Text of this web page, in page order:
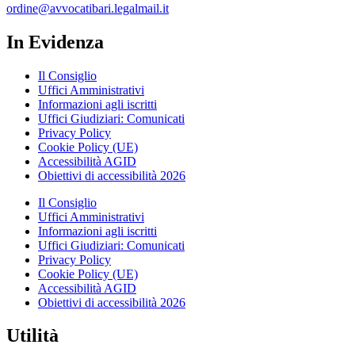
ordine@avvocatibari.legalmail.it
In Evidenza
Il Consiglio
Uffici Amministrativi
Informazioni agli iscritti
Uffici Giudiziari: Comunicati
Privacy Policy
Cookie Policy (UE)
Accessibilità AGID
Obiettivi di accessibilità 2026
Il Consiglio
Uffici Amministrativi
Informazioni agli iscritti
Uffici Giudiziari: Comunicati
Privacy Policy
Cookie Policy (UE)
Accessibilità AGID
Obiettivi di accessibilità 2026
Utilità